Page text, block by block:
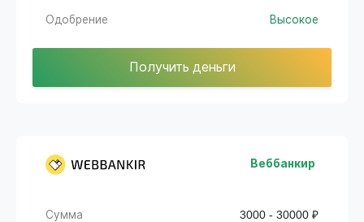
Одобрение Высокое
Получить деньги
Веббанкир
Сумма 3000 - 30000 ₽